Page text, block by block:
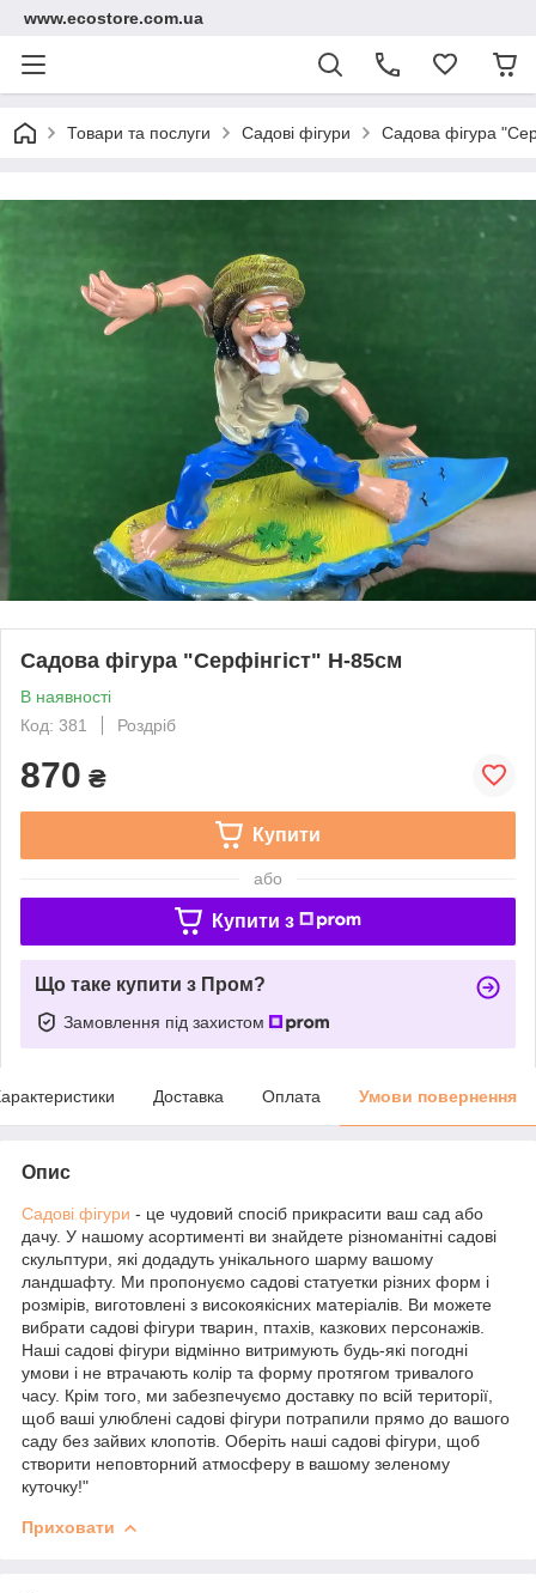
www.ecostore.com.ua
Товари та послуги Садові фігури Садова фігура
Садова фігура "Серфінгіст" Н-85см
В наявності
Код: 381
Роздріб
870 ₴
Купити
або
Купити з
Що таке купити з Пром?
Замовлення під захистом
Доставка Оплата Умови повернення
Опис
Садові фігури - це чудовий спосіб прикрасити ваш сад або
дачу. У нашому асортименті ви знайдете різноманітні садові
скульптури, які додадуть унікального шарму вашому
ландшафту. Ми пропонуємо садові статуетки різних форм і
розмірів, виготовлені з високоякісних матеріалів. Ви можете
вибрати садові фігури тварин, птахів, казкових персонажів.
Наші садові фігури відмінно витримують будь-які погодні
умови і не втрачають колір та форму протягом тривалого
часу. Крім того, ми забезпечуємо доставку по всій території,
щоб ваші улюблені садові фігури потрапили прямо до вашого
саду без зайвих клопотів. Оберіть наші садові фігури, щоб
створити неповторний атмосферу в вашому зеленому
куточку!"
Приховати